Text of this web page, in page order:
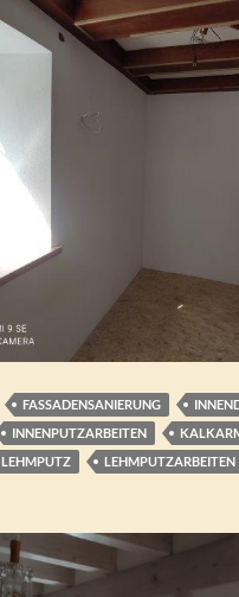
FASSADENSANIERUNG
INNENPUTZARBEITEN
LEHMPUTZ LEHMPUTZARBEITEN